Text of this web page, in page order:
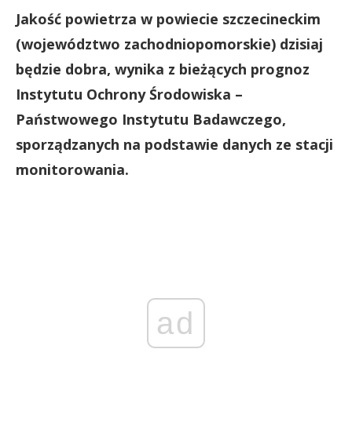
Jakość powietrza w powiecie szczecineckim
(województwo zachodniopomorskie) dzisiaj
będzie dobra, wynika z bieżących prognoz
Instytutu Ochrony Środowiska –
Państwowego Instytutu Badawczego,
sporządzanych na podstawie danych ze stacji
monitorowania.
ad